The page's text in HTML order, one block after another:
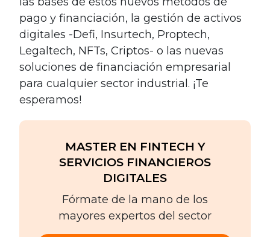
pago y financiación, la gestión de activos
digitales -Defi, Insurtech, Proptech,
Legaltech, NFTs, Criptos- o las nuevas
soluciones de financiación empresarial
para cualquier sector industrial. ¡Te
esperamos!
MASTER EN FINTECH Y
SERVICIOS FINANCIEROS
DIGITALES
Fórmate de la mano de los
mayores expertos del sector